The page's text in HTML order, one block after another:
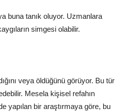
buna tanık oluyor. Uzmanlara
simgesi olabilir.
veya öldüğünü görüyor. Bu tür
Mesela kişisel refahın
yapılan bir araştırmaya göre, bu